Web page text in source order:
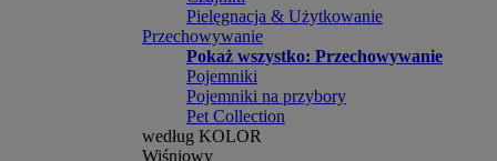
Pielęgnacja & Użytkowanie
Przechowywanie
Pokaż wszystko: Przechowywanie
Pojemniki
Pojemniki na przybory
Pet Collection
według KOLOR
Wiśniowy